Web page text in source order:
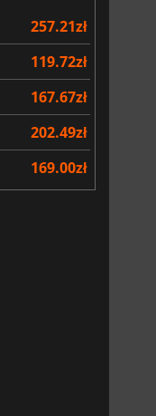
257.21zł
119.72zł
167.67zł
202.49zł
169.00zł